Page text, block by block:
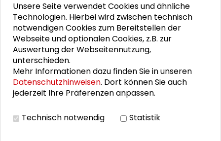
Dennis Weis
DOWNLOADS
Programm der Denkwerkstatt "Kultur und
Werte" (PDF)
Werte" (PDF)
Unsere Seite verwendet Cookies und ähnliche
Technologien. Hierbei wird zwischen technisch
notwendigen Cookies zum Bereitstellen der
Webseite und optionalen Cookies, z.B. zur
Auswertung der Webseitennutzung,
unterschieden.
Mehr Informationen dazu finden Sie in unseren
Datenschutzhinweisen. Dort können Sie auch
jederzeit Ihre Präferenzen anpassen.
Technisch notwendig Statistik